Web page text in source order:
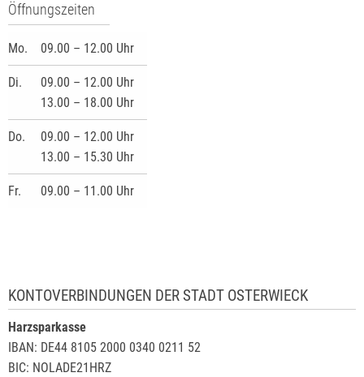
Öffnungszeiten
Mo. 09.00 – 12.00 Uhr
Di.
09.00 – 12.00 Uhr
13.00 – 18.00 Uhr
Do.
09.00 – 12.00 Uhr
13.00 – 15.30 Uhr
Fr. 09.00 – 11.00 Uhr
KONTOVERBINDUNGEN DER STADT OSTERWIECK
Harzsparkasse
IBAN: DE44 8105 2000 0340 0211 52
BIC: NOLADE21HRZ